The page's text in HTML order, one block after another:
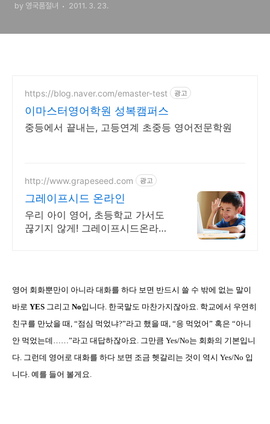
by 영국품절녀 2011. 3. 23.
https://blog.naver.com/emaster-test 광고
이마스터영어학원 성복캠퍼스
중등에서 끝내는, 고등연계 초중등 영어전문학원
http://www.grapeseed.com 광고
그레이프시드 온라인
우리 아이 영어, 초등학교 가서도
끊기지 않게! 그레이프시드온라인
영어 회화뿐만이 아니라 대화를 하다 보면 반드시 쓸 수 밖에 없는 말이
바로 YES 그리고 No입니다. 한국말도 마찬가지잖아요. 학교에서 우연히
친구를 만났을 때, “점심 먹었냐?”라고 했을 때, “응 먹었어” 혹은 “아니
안 먹었는데 ……”라고 대답하잖아요. 그만큼 Yes/No는 회화의 기본입니
다. 그런데 영어로 대화를 하다 보면 조금 헷갈리는 것이 역시 Yes/No 입
니다. 예를 들어 볼게요.